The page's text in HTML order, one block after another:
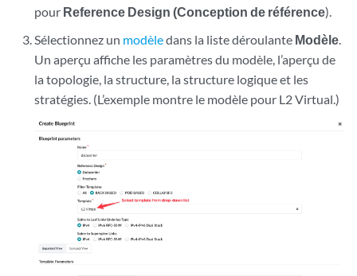
pour Reference Design (Conception de référence).
Sélectionnez un modèledans la liste déroulante Modèle
Un aperçu affiche les paramètres du modèle, l’aperçu de
la topologie, la structure, la structure logique et les
stratégies. (L’exemple montre le modèle pour L2 Virtual.)